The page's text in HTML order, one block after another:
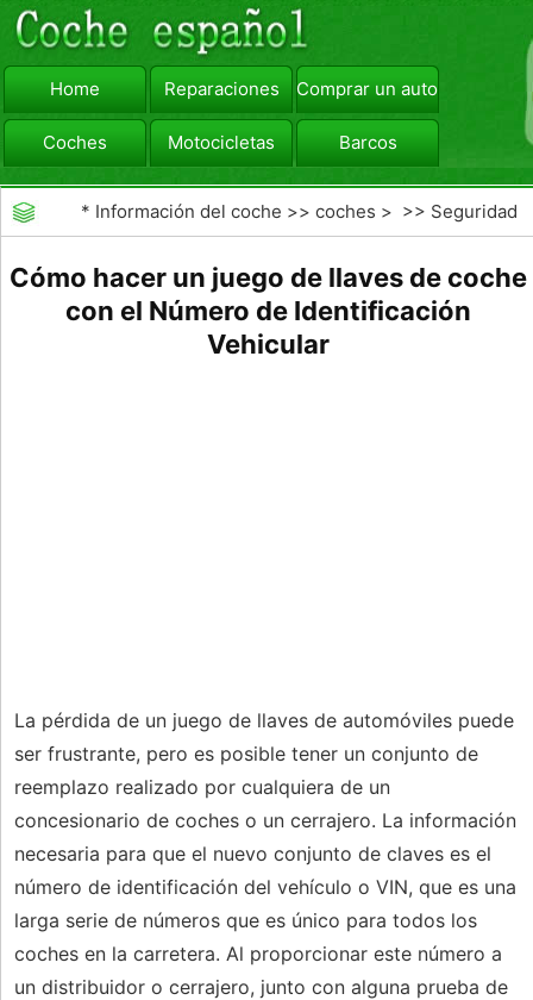
Home Reparaciones Comprar un automóvil
Coches Motocicletas Barcos
viajar Camiones
* Información del coche >>coches > >> Seguridad
Cómo hacer un juego de llaves de coche
con el Número de Identificación
Vehicular
La pérdida de un juego de llaves de automóviles puede
ser frustrante, pero es posible tener un conjunto de
reemplazo realizado por cualquiera de un
concesionario de coches o un cerrajero. La información
necesaria para que el nuevo conjunto de claves es el
número de identificación del vehículo o VIN, que es una
larga serie de números que es único para todos los
coches en la carretera. Al proporcionar este número a
un distribuidor o cerrajero, junto con alguna prueba de